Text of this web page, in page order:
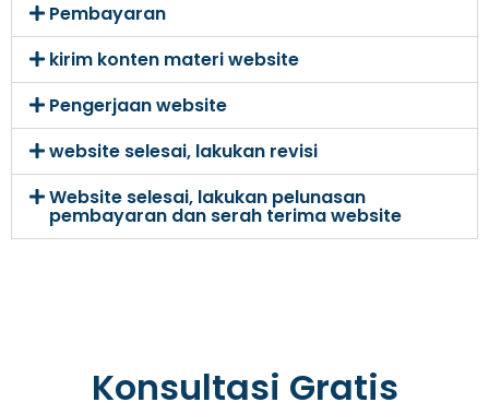
Pembayaran
kirim konten materi website
Pengerjaan website
website selesai, lakukan revisi
Website selesai, lakukan pelunasan
pembayaran dan serah terima website
Konsultasi Gratis